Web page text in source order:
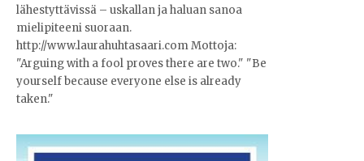
lähestyttävissä – uskallan ja haluan sanoa
mielipiteeni suoraan.
http://www.laurahuhtasaari.com Mottoja:
"Arguing with a fool proves there are two." "Be
yourself because everyone else is already
taken."